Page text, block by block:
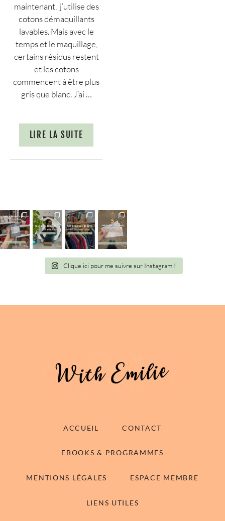
maintenant, j’utilise des
cotons démaquillants
lavables. Mais avec le
temps et le maquillage,
certains résidus restent
et les cotons
commencent à être plus
gris que blanc. J’ai …
LIRE LA SUITE
Clique ici pour me suivre sur Instagram !
ACCUEIL CONTACT
EBOOKS & PROGRAMMES
MENTIONS LÉGALES ESPACE MEMBRE
LIENS UTILES